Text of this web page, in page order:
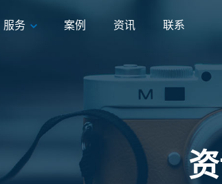
服务
案例
资讯
联系